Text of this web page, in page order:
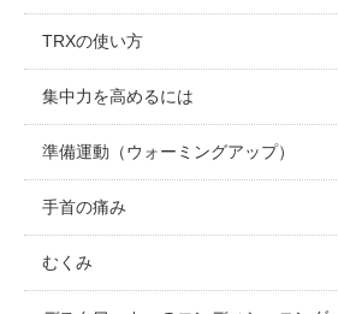
TRXの使い方
集中力を高めるには
準備運動（ウォーミングアップ）
手首の痛み
むくみ